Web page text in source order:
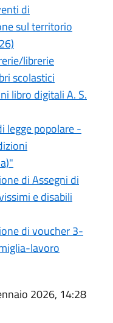
di
sul territorio
librerie
scolastici
libro digitali A. S.
legge popolare -
di Assegni di
e disabili
di voucher 3-
lavoro
2026, 14:28